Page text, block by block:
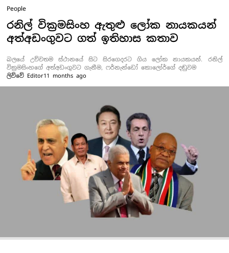
People
රනිල් වික්‍රමසිංහ ඇතුළු ලෝක නායකයන්
අත්අඩංගුවට ගත් ඉතිහාස කතාව
බලයේ උච්චතම ස්ථානයේ සිට සිරගෙදරට ගිය ලෝක නායකයන්. රනිල්
වික්‍රමසිංහගේ අත්අඩංගුවට ගැනීම, ෆර්නැන්ඩෝ කොලෝර්ගේ දඬුවම
ලිව්වේ Editor11 months ago